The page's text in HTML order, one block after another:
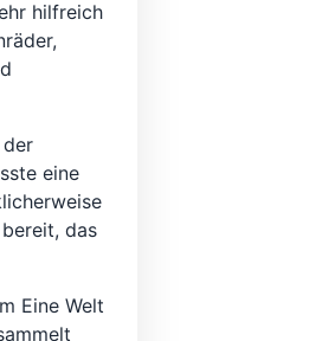
hilfreich
der
eine
das
Eine Welt